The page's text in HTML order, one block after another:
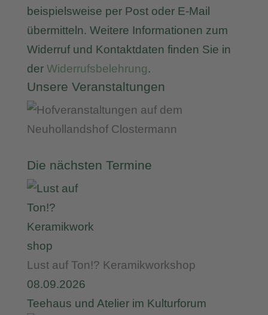
beispielsweise per Post oder E-Mail
übermitteln. Weitere Informationen zum
Widerruf und Kontaktdaten finden Sie in
der Widerrufsbelehrung.
Unsere Veranstaltungen
Die nächsten Termine
Lust auf Ton!? Keramikworkshop
08.09.2026
Teehaus und Atelier im Kulturforum